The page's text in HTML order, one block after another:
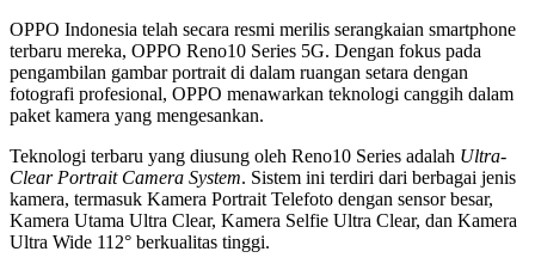
OPPO Indonesia telah secara resmi merilis serangkaian smartphone
terbaru mereka, OPPO Reno10 Series 5G. Dengan fokus pada
pengambilan gambar portrait di dalam ruangan setara dengan
fotografi profesional, OPPO menawarkan teknologi canggih dalam
paket kamera yang mengesankan.
Teknologi terbaru yang diusung oleh Reno10 Series adalah Ultra-
Clear Portrait Camera System. Sistem ini terdiri dari berbagai jenis
kamera, termasuk Kamera Portrait Telefoto dengan sensor besar,
Kamera Utama Ultra Clear, Kamera Selfie Ultra Clear, dan Kamera
Ultra Wide 112° berkualitas tinggi.